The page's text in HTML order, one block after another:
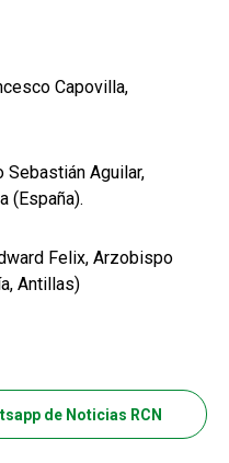
Capovilla,
Sebastián Aguilar,
(España).
Felix, Arzobispo
Antillas)
de Noticias RCN